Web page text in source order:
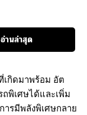
อ่านล่าสุด
เกิดมาพร้อม อัต
พิเศษได้และเพิ่ม
รมีพลังพิเศษกลาย